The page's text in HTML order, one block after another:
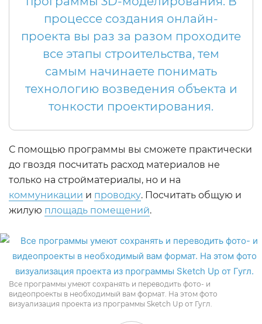
процессе создания онлайн-
проекта вы раз за разом проходите
все этапы строительства, тем
самым начинаете понимать
технологию возведения объекта и
тонкости проектирования.
С помощью программы вы сможете практически
до гвоздя посчитать расход материалов не
только на стройматериалы, но и на
коммуникации и проводку. Посчитать общую и
жилую площадь помещений.
Все программы умеют сохранять и переводить фото- и
видеопроекты в необходимый вам формат. На этом фото
визуализация проекта из программы Sketch Up от Гугл.